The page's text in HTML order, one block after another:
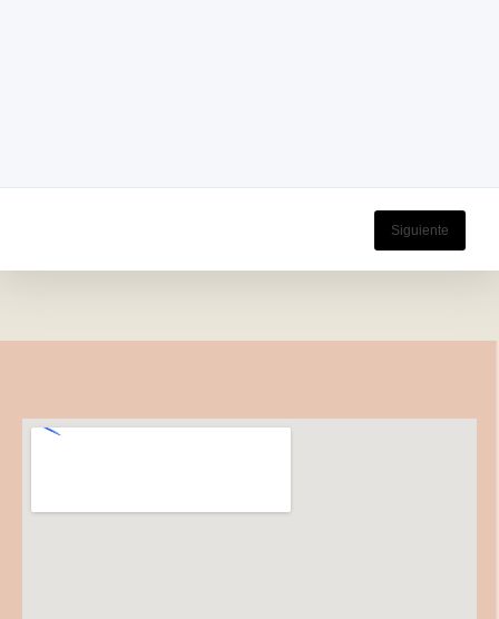
Siguiente